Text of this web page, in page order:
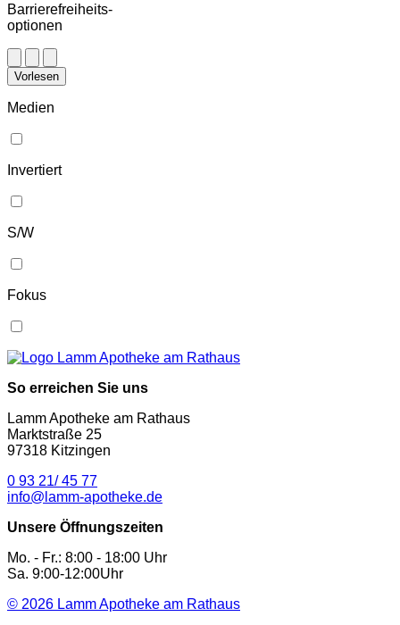
Barrierefreiheits-
optionen
Vorlesen
Medien
Invertiert
S/W
Fokus
So erreichen Sie uns
Lamm Apotheke am Rathaus
Marktstraße 25
97318 Kitzingen
0 93 21/ 45 77
info@lamm-apotheke.de
Unsere Öffnungszeiten
Mo. - Fr.: 8:00 - 18:00 Uhr
Sa. 9:00-12:00Uhr
© 2026 Lamm Apotheke am Rathaus